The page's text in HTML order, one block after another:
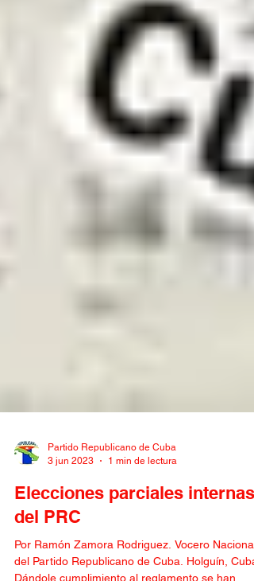
3 jun 2023
1 min de lectura
Elecciones parciales internas
del PRC
Por Ramón Zamora Rodriguez. Vocero Nacional